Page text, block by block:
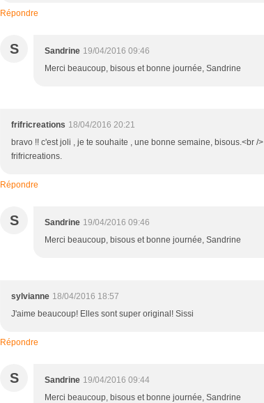
Répondre
S Sandrine 19/04/2016 09:46
Merci beaucoup, bisous et bonne journée, Sandrine
frifricreations 18/04/2016 20:21
bravo !! c'est joli , je te souhaite , une bonne semaine, bisous.<br />
frifricreations.
Répondre
S Sandrine 19/04/2016 09:46
Merci beaucoup, bisous et bonne journée, Sandrine
sylvianne 18/04/2016 18:57
J'aime beaucoup! Elles sont super original! Sissi
Répondre
S Sandrine 19/04/2016 09:44
Merci beaucoup, bisous et bonne journée, Sandrine